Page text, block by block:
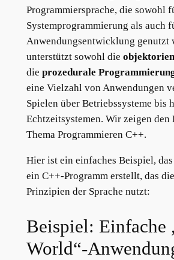
Programmiersprache, die sowohl
Systemprogrammierung als auch
Anwendungsentwicklung genutzt
unterstützt sowohl die
die prozedurale
eine Vielzahl von Anwendungen
Spielen über Betriebssysteme bis
Echtzeitsystemen. Wir zeigen den
Thema Programmieren C++.
Hier ist ein einfaches Beispiel,
ein C++-Programm erstellt, das
Prinzipien der Sprache nutzt:
Beispiel: Einfache
World“-